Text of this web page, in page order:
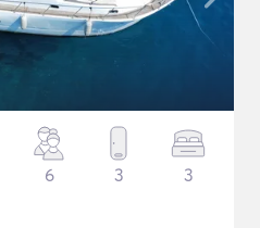
6 3 3